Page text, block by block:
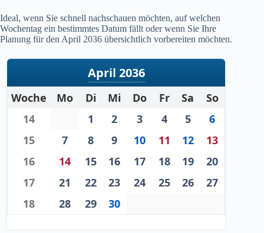
Ideal, wenn Sie schnell nachschauen möchten, auf welchen
Wochentag ein bestimmtes Datum fällt oder wenn Sie Ihre
Planung für den April 2036 übersichtlich vorbereiten möchten.
April 2036
Woche Mo Di Mi Do Fr Sa
So
14
1 2 3 4 5
6
15
7 8 9 10 11 12
13
16
14 15 16 17 18 19
20
17
21 22 23 24 25 26
27
18
28 29 30